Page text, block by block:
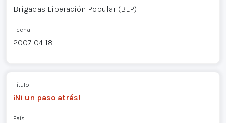
Brigadas Liberación Popular (BLP)
Fecha
2007-04-18
Título
¡Ni un paso atrás!
País